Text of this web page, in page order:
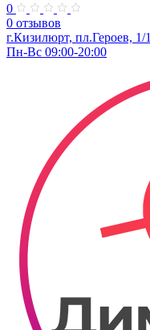
0
0 отзывов
г.Кизилюрт, пл.Героев, 1/1
Пн-Вс 09:00-20:00